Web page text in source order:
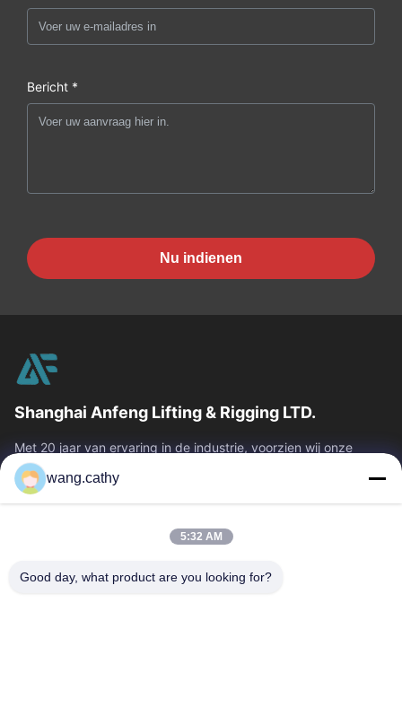
Bericht *
Nu indienen
Shanghai Anfeng Lifting & Rigging LTD.
Met 20 jaar van ervaring in de industrie, voorzien wij onze
klanten van premie die & producten en douane-ontworpen het
opheffen oplossingen...
Snelle Links
Producten
Video's
Ongeveer Ons
wang.cathy
5:32 AM
Good day, what product are you looking for?